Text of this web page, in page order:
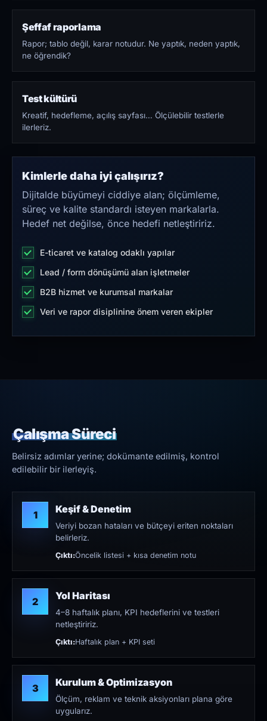
Şeffaf raporlama
Rapor; tablo değil, karar notudur. Ne yaptık, neden yaptık,
ne öğrendik?
Test kültürü
Kreatif, hedefleme, açılış sayfası… Ölçülebilir testlerle
ilerleriz.
Kimlerle daha iyi çalışırız?
Dijitalde büyümeyi ciddiye alan; ölçümleme,
süreç ve kalite standardı isteyen markalarla.
Hedef net değilse, önce hedefi netleştiririz.
E-ticaret ve katalog odaklı yapılar
Lead / form dönüşümü alan işletmeler
B2B hizmet ve kurumsal markalar
Veri ve rapor disiplinine önem veren ekipler
Çalışma Süreci
Belirsiz adımlar yerine; dokümante edilmiş, kontrol
edilebilir bir ilerleyiş.
1 Keşif & Denetim
Veriyi bozan hataları ve bütçeyi eriten noktaları
belirleriz.
Çıktı:Öncelik listesi + kısa denetim notu
2 Yol Haritası
4–8 haftalık planı, KPI hedeflerini ve testleri
netleştiririz.
Çıktı:Haftalık plan + KPI seti
3 Kurulum & Optimizasyon
Ölçüm, reklam ve teknik aksiyonları plana göre
uygularız.